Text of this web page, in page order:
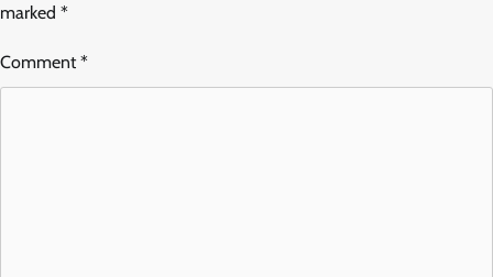
marked *
Comment*